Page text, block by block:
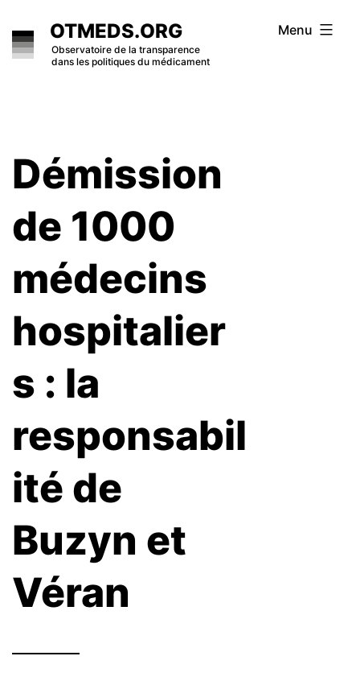
to
content
OTMEDS.ORG
Observatoire de la transparence
dans les politiques du médicament
Menu
Démission
de 1000
médecins
hospitalier
s : la
responsabil
ité de
Buzyn et
Véran